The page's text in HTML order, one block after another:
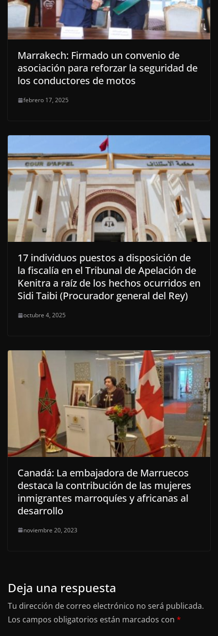
Marrakech: Firmado un convenio de
asociación para reforzar la seguridad de
los conductores de motos
febrero 17, 2025
17 individuos puestos a disposición de
la fiscalía en el Tribunal de Apelación de
Kenitra a raíz de los hechos ocurridos en
Sidi Taibi (Procurador general del Rey)
octubre 4, 2025
Canadá: La embajadora de Marruecos
destaca la contribución de las mujeres
inmigrantes marroquíes y africanas al
desarrollo
noviembre 20, 2023
Deja una respuesta
Tu dirección de correo electrónico no será publicada.
Los campos obligatorios están marcados con *